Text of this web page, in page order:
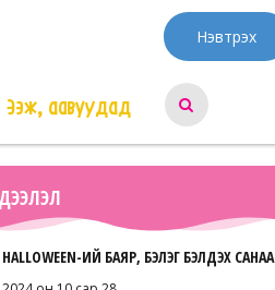
Нэвтрэх
Ээж, аавуудад
HALLOWEEN-ИЙ БАЯР, БЭЛЭГ БЭЛДЭХ САНАА